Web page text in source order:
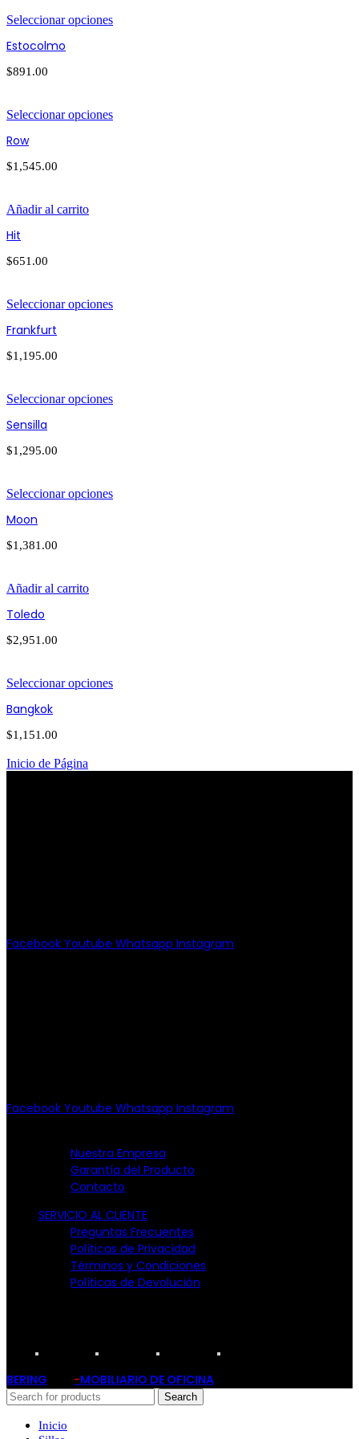
Seleccionar opciones
Estocolmo
$891.00
Seleccionar opciones
Row
$1,545.00
Añadir al carrito
Hit
$651.00
Seleccionar opciones
Frankfurt
$1,195.00
Seleccionar opciones
Sensilla
$1,295.00
Seleccionar opciones
Moon
$1,381.00
Añadir al carrito
Toledo
$2,951.00
Seleccionar opciones
Bangkok
$1,151.00
Inicio de Página
Facebook Youtube Whatsapp Instagram
Facebook Youtube Whatsapp Instagram
Nuestra Empresa
Garantía del Producto
Contacto
SERVICIO AL CLIENTE
Preguntas Frecuentes
Políticas de Privacidad
Términos y Condiciones
Políticas de Devolución
BERING -MOBILIARIO DE OFICINA
Search
Inicio